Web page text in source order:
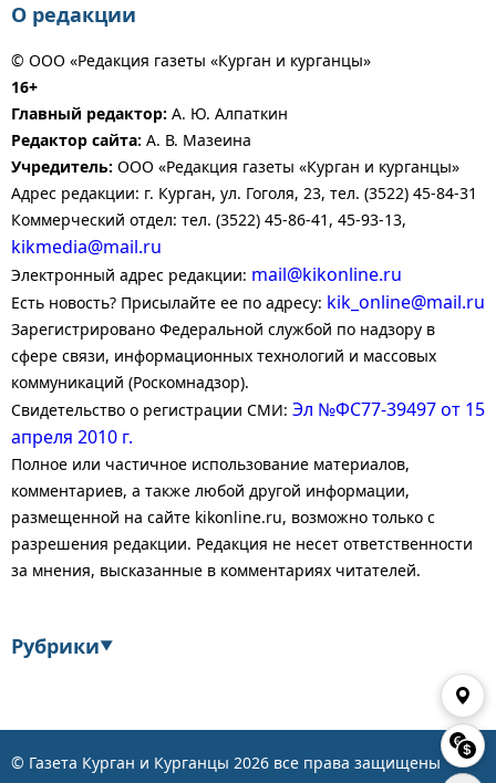
О редакции
© ООО «Редакция газеты «Курган и курганцы»
16+
Главный редактор: А. Ю. Алпаткин
Редактор сайта: А. В. Мазеина
Учредитель: ООО «Редакция газеты «Курган и курганцы»
Адрес редакции: г. Курган, ул. Гоголя, 23, тел. (3522) 45-84-31
Коммерческий отдел: тел. (3522) 45-86-41, 45-93-13,
kikmedia@mail.ru
Электронный адрес редакции: mail@kikonline.ru
Есть новость? Присылайте ее по адресу: kik_online@mail.ru
Зарегистрировано Федеральной службой по надзору в
сфере связи, информационных технологий и массовых
коммуникаций (Роскомнадзор).
Свидетельство о регистрации СМИ: Эл №ФС77-39497 от 15
апреля 2010 г.
Полное или частичное использование материалов,
комментариев, а также любой другой информации,
размещенной на сайте kikonline.ru, возможно только с
разрешения редакции. Редакция не несет ответственности
за мнения, высказанные в комментариях читателей.
Рубрики▼
© Газета Курган и Курганцы 2026 все права защищены